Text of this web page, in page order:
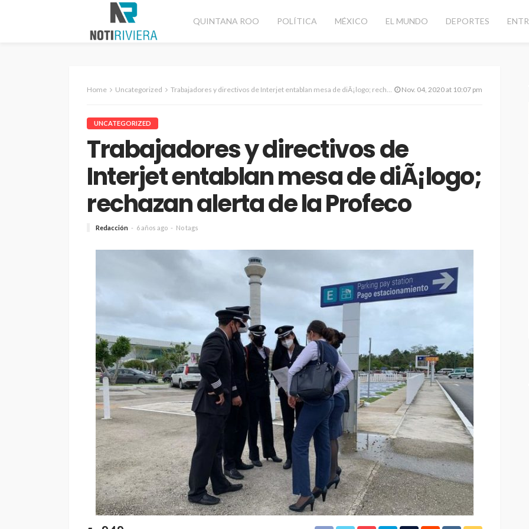
QUINTANA ROO POLÍTICA MÉXICO EL MUNDO DEPORTES
Home Uncategorized Trabajadores y directivos de Interjet entablan mesa de diÃ¡logo; rechazan alerta de la Profeco Nov. 04, 2020 at 10:07 pm
UNCATEGORIZED
Trabajadores y directivos de
Interjet entablan mesa de diÃ¡logo;
rechazan alerta de la Profeco
Redacción 6 años ago No tags
Refuerzan seguridad vial con
mantenimiento y
rehabilitación de calles en
17 horas ago 37
El tráfico aéreo en México se
reconfigura en la primera
mitad de 2026